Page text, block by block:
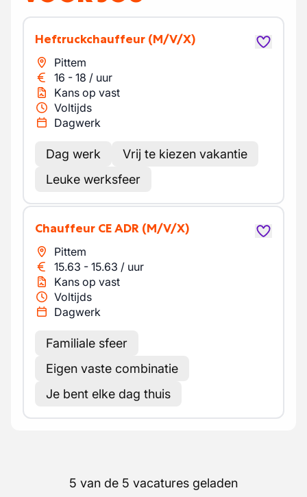
Heftruckchauffeur (M/V/X)
Pittem
16 - 18 / uur
Kans op vast
Voltijds
Dagwerk
Dag werk
Vrij te kiezen vakantie
Leuke werksfeer
Chauffeur CE ADR (M/V/X)
Pittem
15.63 - 15.63 / uur
Kans op vast
Voltijds
Dagwerk
Familiale sfeer
Eigen vaste combinatie
Je bent elke dag thuis
5 van de 5 vacatures geladen